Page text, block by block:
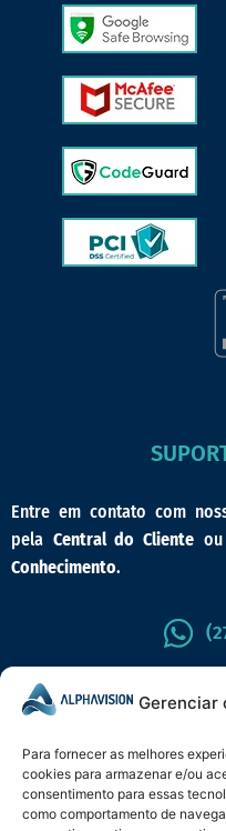
Gerenciar
Para fornecer as melhores
cookies para armazenar e/ou
consentimento para essas
como comportamento de
Entre em contato com
pela Central do Cliente
Conhecimento.